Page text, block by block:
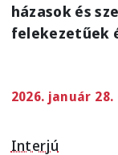
házasok és
felekezetűek
2026. január 28.
Interjú